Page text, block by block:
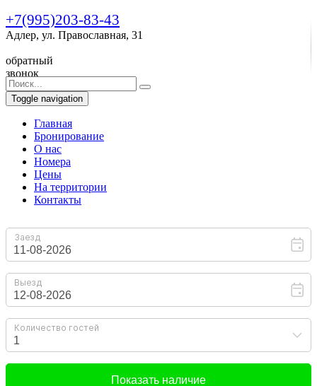
+7(995)203-83-43
Адлер, ул. Православная, 31
обратный
звонок
Toggle navigation
Главная
Бронирование
O нас
Номера
Цены
На территории
Контакты